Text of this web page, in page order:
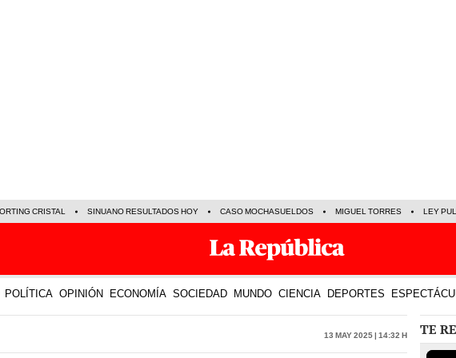
CRISTAL SINUANO RESULTADOS HOY CASO MOCHASUELDOS MIGUEL TORRES LEY
POLÍTICA OPINIÓN ECONOMÍA SOCIEDAD MUNDO CIENCIA DEPORTES
13 May 2025 | 14:32 h TE